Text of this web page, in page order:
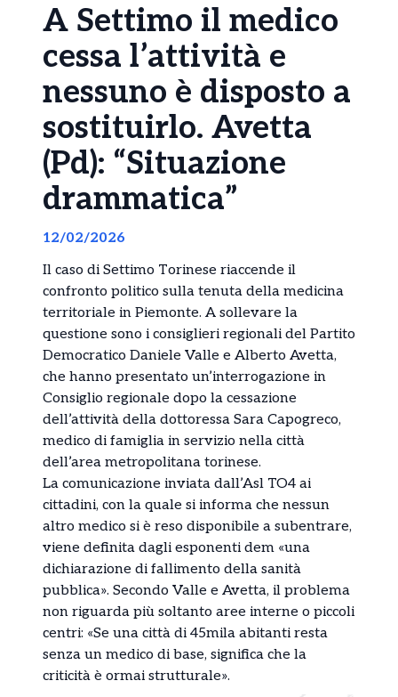
A Settimo il medico
cessa l’attività e
nessuno è disposto a
sostituirlo. Avetta
(Pd): “Situazione
drammatica”
12/02/2026
Il caso di Settimo Torinese riaccende il
confronto politico sulla tenuta della medicina
territoriale in Piemonte. A sollevare la
questione sono i consiglieri regionali del Partito
Democratico Daniele Valle e Alberto Avetta,
che hanno presentato un’interrogazione in
Consiglio regionale dopo la cessazione
dell’attività della dottoressa Sara Capogreco,
medico di famiglia in servizio nella città
dell’area metropolitana torinese.
La comunicazione inviata dall’Asl TO4 ai
cittadini, con la quale si informa che nessun
altro medico si è reso disponibile a subentrare,
viene definita dagli esponenti dem «una
dichiarazione di fallimento della sanità
pubblica». Secondo Valle e Avetta, il problema
non riguarda più soltanto aree interne o piccoli
centri: «Se una città di 45mila abitanti resta
senza un medico di base, significa che la
criticità è ormai strutturale».